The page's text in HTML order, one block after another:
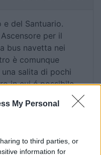
My Personal
to third parties, or
information for
del Santuario.
per il
bus navetta nei
è comunque
salita di pochi
in cui é possibile
davanti ai servizi